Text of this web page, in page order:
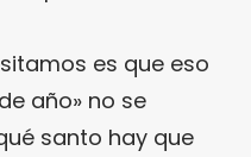
es que eso
año» no se
santo hay que